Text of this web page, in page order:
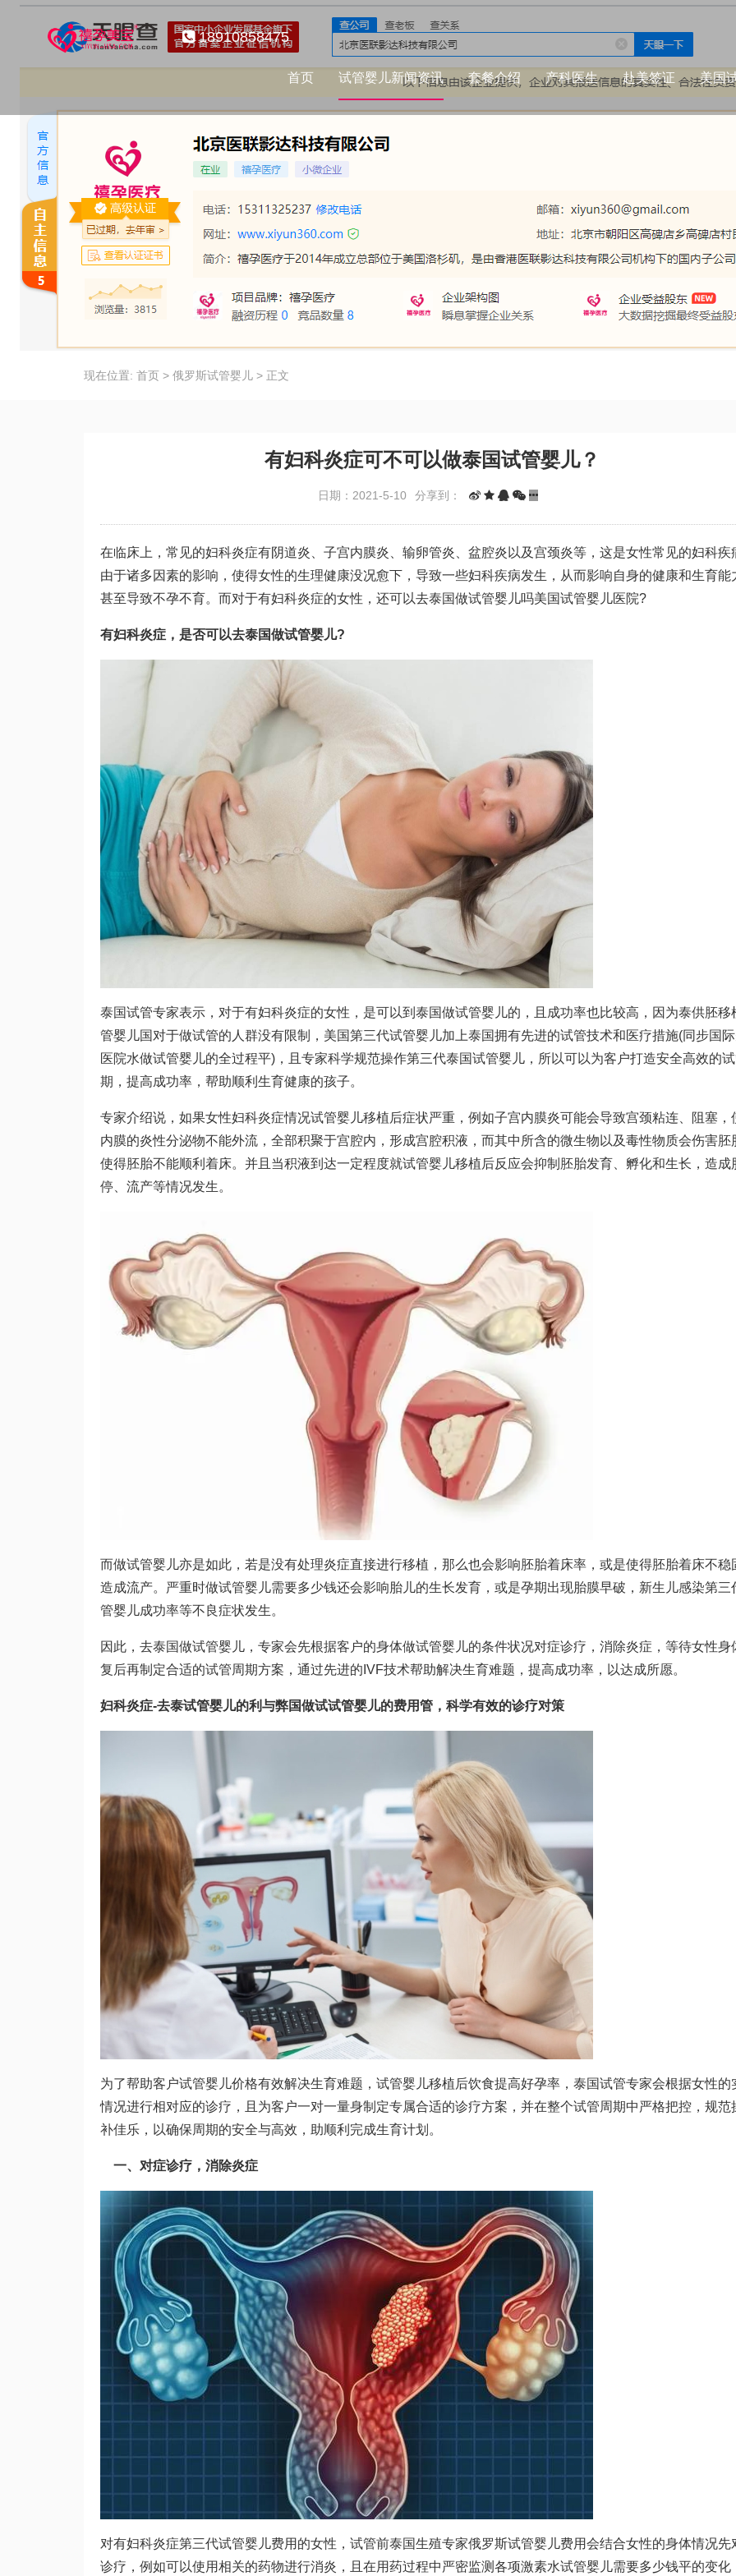
18910858475
首页 试管婴儿新闻资讯 套餐介绍 产科医生 赴美签证 美国
现在位置: 首页 > 俄罗斯试管婴儿 > 正文
有妇科炎症可不可以做泰国试管婴儿？
日期：2021-5-10 分享到：
在临床上，常见的妇科炎症有阴道炎、子宫内膜炎、输卵管炎、盆腔炎以及宫颈炎等，这是女性常见的妇科疾
由于诸多因素的影响，使得女性的生理健康没况愈下，导致一些妇科疾病发生，从而影响自身的健康和生育能
甚至导致不孕不育。而对于有妇科炎症的女性，还可以去泰国做试管婴儿吗美国试管婴儿医院?
有妇科炎症，是否可以去泰国做试管婴儿?
泰国试管专家表示，对于有妇科炎症的女性，是可以到泰国做试管婴儿的，且成功率也比较高，因为泰供胚移
管婴儿国对于做试管的人群没有限制， 美国第三代试管婴儿加上泰国拥有先进的试管技术和医疗措施(同步国
医院水做试管婴儿的全过程平)，且专家科学规范操作第三代泰国试管婴儿 ，所以可以为客户打造安全高效的
期，提高成功率，帮助顺利生育健康的孩子。
专家介绍说，如果女性妇科炎症情况试管婴儿移植后症状严重，例如子宫内膜炎可能会导致宫颈粘连、阻塞，
内膜的炎性分泌物不能外流，全部积聚于宫腔内，形成宫腔积液，而其中所含的微生物以及毒性物质会伤害胚
使得胚胎不能顺利着床。并且当积液到达一定程度就试管婴儿移植后反应会抑制胚胎发育、孵化和生长，造成
停、流产等情况发生。
而做试管婴儿亦是如此，若是没有处理炎症直接进行移植，那么也会影响胚胎着床率，或是使得胚胎着床不稳
造成流产。严重时做试管婴儿需要多少钱还会影响胎儿的生长发育，或是孕期出现胎膜早破，新生儿感染第三
管婴儿成功率等不良症状发生。
因此，去泰国做试管婴儿，专家会先根据客户的身体做试管婴儿的条件状况对症诊疗，消除炎症，等待女性身
复后再制定合适的试管周期方案，通过先进的IVF技术帮助解决生育难题，提高成功率，以达成所愿。
妇科炎症-去泰试管婴儿的利与弊国做试试管婴儿的费用管，科学有效的诊疗对策
为了帮助客户试管婴儿价格有效解决生育难题， 试管婴儿移植后饮食提高好孕率，泰国试管专家会根据女性的
情况进行相对应的诊疗，且为客户一对一量身制定专属合适的诊疗方案，并在整个试管周期中严格把控，规范
补佳乐 ，以确保周期的安全与高效，助顺利完成生育计划。
一、对症诊疗，消除炎症
对有妇科炎症第三代试管婴儿费用 的女性，试管前泰国生殖专家俄罗斯试管婴儿费用会结合女性的身体情况先
诊疗，例如可以使用相关的药物进行消炎，且在用药过程中严密监测各项激素水试管婴儿需要多少钱平的变化